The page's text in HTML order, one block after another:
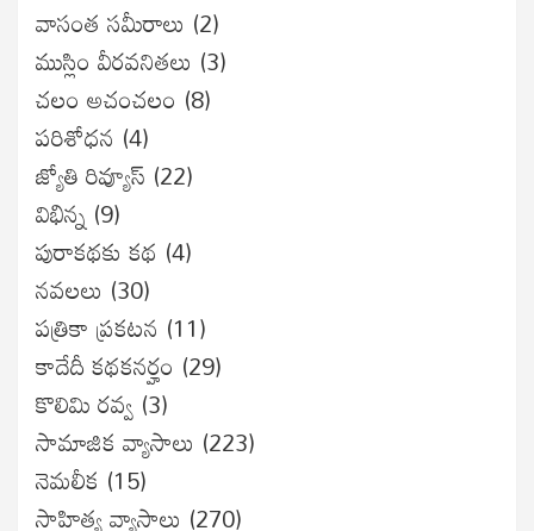
వాసంత సమీరాలు (2)
ముస్లిం వీరవనితలు (3)
చలం అచంచలం (8)
ప‌రిశోధ‌న‌ (4)
జ్యోతి రివ్యూస్ (22)
విభిన్న (9)
పురాకథకు కథ (4)
నవలలు (30)
పత్రికా ప్రకటన (11)
కాదేదీ కథకనర్హం (29)
కొలిమి రవ్వ (3)
సామాజిక వ్యాసాలు (223)
నెమలీక (15)
సాహిత్య వ్యాసాలు (270)